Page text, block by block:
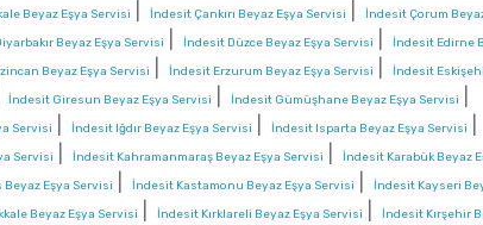
Beyaz Eşya Servisi İndesit Çankırı Beyaz Eşya Servisi
İndesit Çorum
Beyaz Eşya Servisi İndesit Düzce Beyaz Eşya Servisi
İndesit Edirne
Beyaz Eşya Servisi İndesit Erzurum Beyaz Eşya Servisi
İndesit
İndesit Giresun Beyaz Eşya Servisi İndesit Gümüşhane Beyaz Eşya Servisi
Servisi İndesit Iğdır Beyaz Eşya Servisi İndesit Isparta Beyaz Eşya Servisi
Servisi İndesit Kahramanmaraş Beyaz Eşya Servisi
İndesit Karabük Beyaz
Beyaz Eşya Servisi İndesit Kastamonu Beyaz Eşya Servisi
İndesit Kayseri
Beyaz Eşya Servisi İndesit Kırklareli Beyaz Eşya Servisi
İndesit Kırşehir